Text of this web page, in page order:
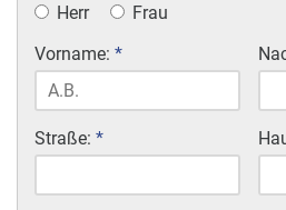
Herr
Frau
Vorname: *
Straße: *